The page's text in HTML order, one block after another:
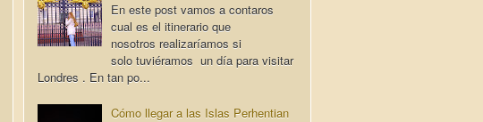
En este post vamos a contaros
cual es el itinerario que
nosotros realizaríamos si
solo tuviéramos un día para visitar
Londres . En tan po...
Cómo llegar a las Islas Perhentian